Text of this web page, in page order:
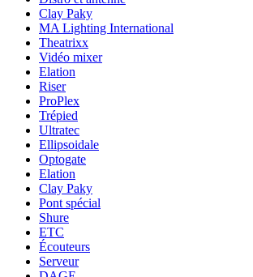
Clay Paky
MA Lighting International
Theatrixx
Vidéo mixer
Elation
Riser
ProPlex
Trépied
Ultratec
Ellipsoidale
Optogate
Elation
Clay Paky
Pont spécial
Shure
ETC
Écouteurs
Serveur